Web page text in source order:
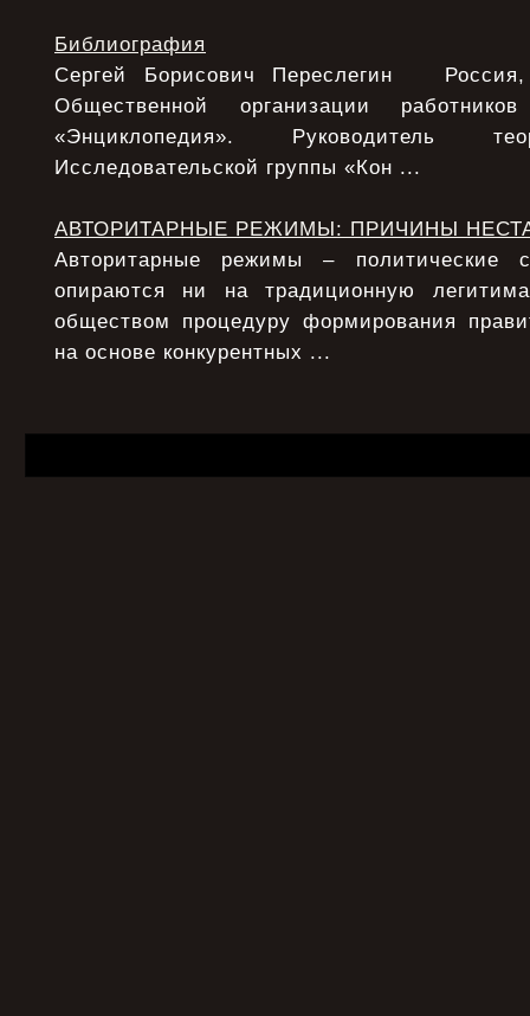
Библиография
Сергей Борисович Переслегин Россия,
Общественной организации
«Энциклопедия». Руководитель
Исследовательской группы «Кон ...
АВТОРИТАРНЫЕ РЕЖИМЫ: ПРИЧИНЫ
Авторитарные режимы – политические
опираются ни на традиционную
обществом процедуру формирования
на основе конкурентных ...